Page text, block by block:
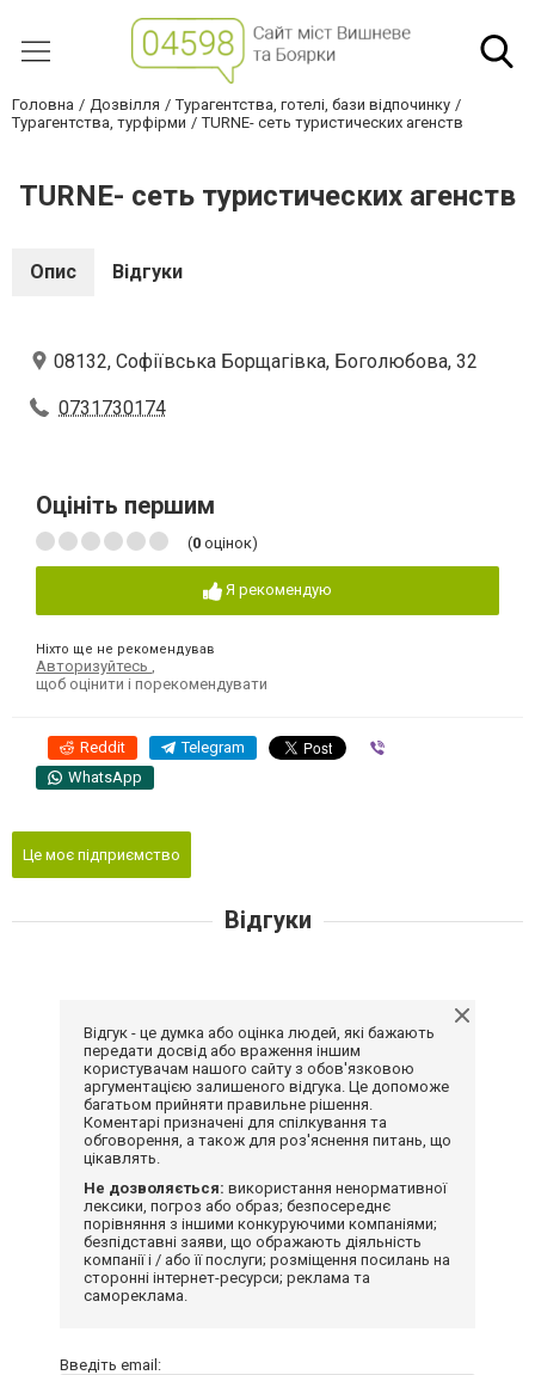
Головна Дозвілля
Турагентства, готелі, бази відпочинку
Турагентства, турфірми
TURNE- сеть туристических агенств
TURNE- сеть туристических агенств
Опис Відгуки
08132, Софіївська Борщагівка, Боголюбова, 32
0731730174
Оцініть першим
(0 оцінок)
Я рекомендую
Ніхто ще не рекомендував
Авторизуйтесь
щоб оцінити і порекомендувати
Reddit Telegram
WhatsApp
Це моє підприємство
Відгуки
Відгук - це думка або оцінка людей, які бажають
передати досвід або враження іншим
користувачам нашого сайту з обов'язковою
аргументацією залишеного відгука. Це допоможе
багатьом прийняти правильне рішення.
Коментарі призначені для спілкування та
обговорення, а також для роз'яснення питань, що
цікавлять.
Не дозволяється: використання ненормативної
лексики, погроз або образ; безпосереднє
порівняння з іншими конкуруючими компаніями;
безпідставні заяви, що ображають діяльність
компанії і / або її послуги; розміщення посилань на
сторонні інтернет-ресурси; реклама та
самореклама.
Введіть email: